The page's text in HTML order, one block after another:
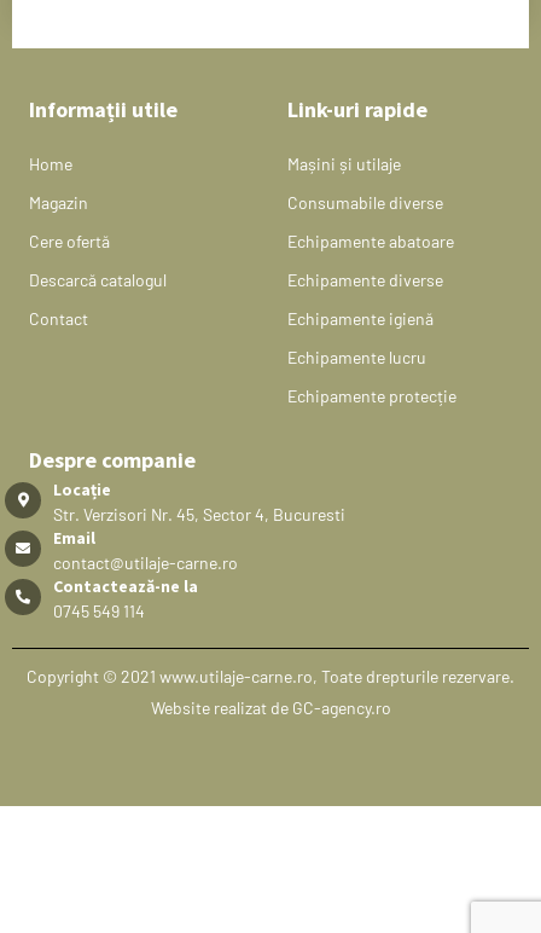
Informații utile
Home
Magazin
Cere ofertă
Descarcă catalogul
Contact
Link-uri rapide
Mașini și utilaje
Consumabile diverse
Echipamente abatoare
Echipamente diverse
Echipamente igienă
Echipamente lucru
Echipamente protecție
Despre companie
Locație
Str. Verzisori Nr. 45, Sector 4, Bucuresti
Email
contact@utilaje-carne.ro
Contactează-ne la
0745 549 114
Copyright © 2021 www.utilaje-carne.ro, Toate drepturile rezervare.
Website realizat de GC-agency.ro